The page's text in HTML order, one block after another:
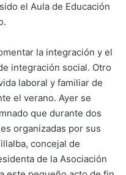
el Aula de Educación
la integración y el
integración social. Otro
laboral y familiar de
el verano. Ayer se
que durante dos
organizadas por sus
concejal de
de la Asociación